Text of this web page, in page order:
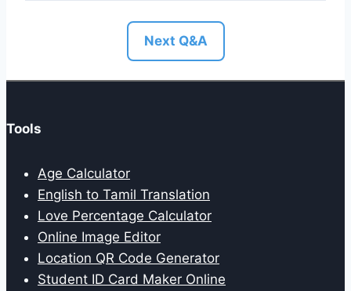
Next Q&A
Tools
Age Calculator
English to Tamil Translation
Love Percentage Calculator
Online Image Editor
Location QR Code Generator
Student ID Card Maker Online